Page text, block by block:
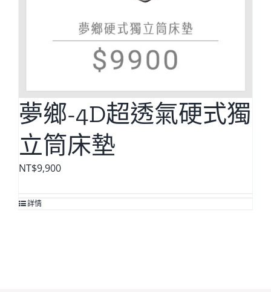
夢鄉-4D超透氣硬式獨
立筒床墊
NT$9,900
詳情